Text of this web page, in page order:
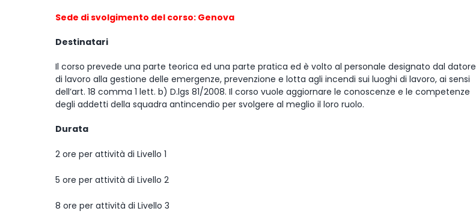
Sede di svolgimento del corso: Genova
Destinatari
Il corso prevede una parte teorica ed una parte pratica ed è volto al personale designato dal datore
di lavoro alla gestione delle emergenze, prevenzione e lotta agli incendi sui luoghi di lavoro, ai sensi
dell’art. 18 comma 1 lett. b) D.lgs 81/2008. Il corso vuole aggiornare le conoscenze e le competenze
degli addetti della squadra antincendio per svolgere al meglio il loro ruolo.
Durata
2 ore per attività di Livello 1
5 ore per attività di Livello 2
8 ore per attività di Livello 3